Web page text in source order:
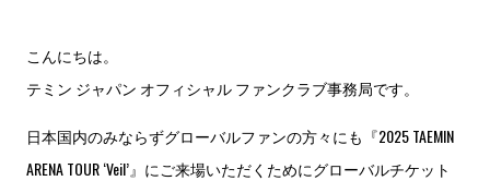
こんにちは。
テミン ジャパン オフィシャル ファンクラブ事務局です。
日本国内のみならずグローバルファンの方々にも『2025 TAEMIN
ARENA TOUR ‘Veil’』にご来場いただくためにグローバルチケット